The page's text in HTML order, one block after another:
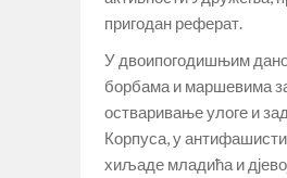
пригодан реферат.
У двоипогодишњим
борбама и маршевима
остваривање улоге и
Корпуса, у
хиљаде младића и